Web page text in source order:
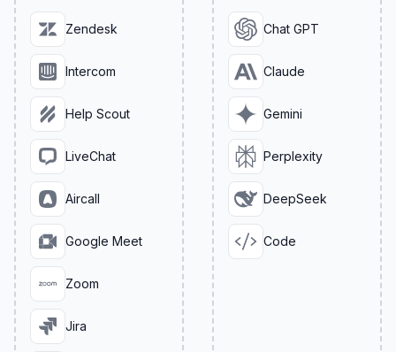
Zendesk
Intercom
Help Scout
LiveChat
Aircall
Google Meet
Zoom
Jira
Chat GPT
Claude
Gemini
Perplexity
DeepSeek
Code